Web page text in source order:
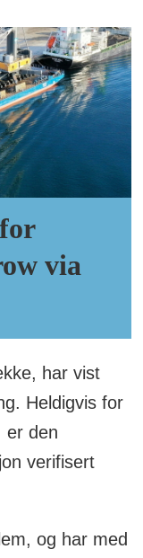
via
har vist
Heldigvis for
er den
verifisert
og har med